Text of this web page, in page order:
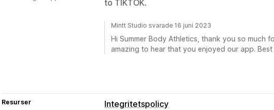
to TIKTOK.
Mintt Studio svarade 16 juni 2023
Hi Summer Body Athletics, thank you so much
amazing to hear that you enjoyed our app. Best
Resurser
Integritetspolicy